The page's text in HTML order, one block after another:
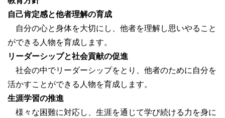
自己肯定感と他者理解の育成
自分の心と身体を大切にし、他者を理解し思いやること
ができる人物を育成します。
リーダーシップと社会貢献の促進
社会の中でリーダーシップをとり、他者のために自分を
活かすことができる人物を育成します。
生涯学習の推進
様々な困難に対応し、生涯を通じて学び続ける力を身に